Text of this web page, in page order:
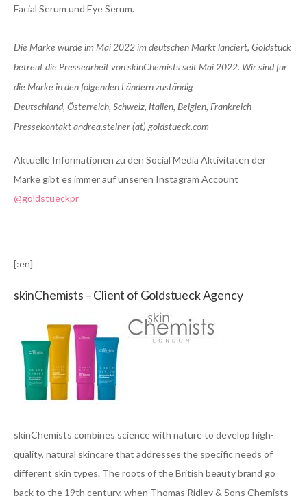
Facial Serum und Eye Serum.
Die Marke wurde im Mai 2022 im deutschen Markt lanciert, Goldstück
betreut die Pressearbeit von skinChemists seit Mai 2022. Wir sind für
die Marke in den folgenden Ländern zuständig
Deutschland, Österreich, Schweiz, Italien, Belgien, Frankreich
Pressekontakt andrea.steiner (at) goldstueck.com
Aktuelle Informationen zu den Social Media Aktivitäten der
Marke gibt es immer auf unseren Instagram Account
@goldstueckpr
[:en]
skinChemists – Client of Goldstueck Agency
skinChemists combines science with nature to develop high-
quality, natural skincare that addresses the specific needs of
different skin types. The roots of the British beauty brand go
back to the 19th century, when Thomas Ridley & Sons Chemists